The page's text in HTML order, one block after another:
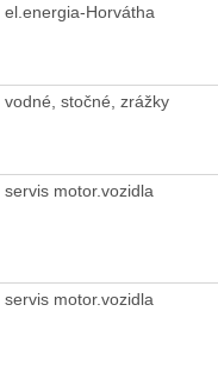
el.energia-Horvátha
vodné, stočné, zrážky
servis motor.vozidla
servis motor.vozidla